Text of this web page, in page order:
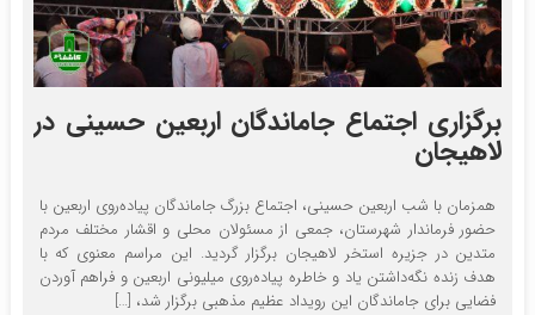
برگزاری اجتماع جاماندگان اربعین حسینی در
لاهیجان
همزمان با شب اربعین حسینی، اجتماع بزرگ جاماندگان پیاده‌روی اربعین با
حضور فرماندار شهرستان، جمعی از مسئولان محلی و اقشار مختلف مردم
متدین در جزیره استخر لاهیجان برگزار گردید. این مراسم معنوی که با
هدف زنده نگه‌داشتن یاد و خاطره پیاده‌روی میلیونی اربعین و فراهم آوردن
فضایی برای جاماندگان این رویداد عظیم مذهبی برگزار شد، […]